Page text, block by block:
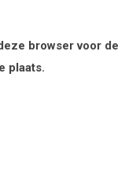
browser voor de
plaats.